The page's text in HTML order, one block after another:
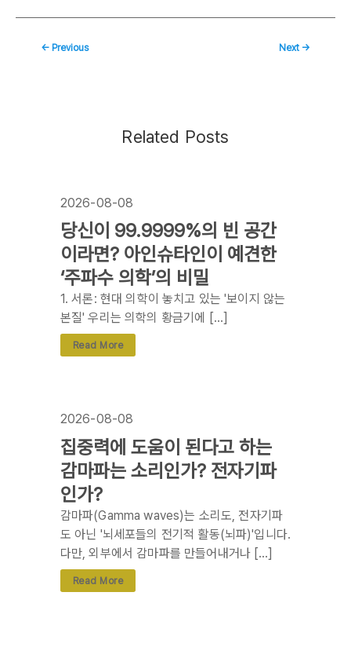
← Previous Next →
Related Posts
2026-08-08
당신이 99.9999%의 빈 공간
이라면? 아인슈타인이 예견한
‘주파수 의학’의 비밀
1. 서론: 현대 의학이 놓치고 있는 '보이지 않는
본질' 우리는 의학의 황금기에 […]
Read More
2026-08-08
집중력에 도움이 된다고 하는
감마파는 소리인가? 전자기파
인가?
감마파(Gamma waves)는 소리도, 전자기파
도 아닌 '뇌세포들의 전기적 활동(뇌파)'입니다.
다만, 외부에서 감마파를 만들어내거나 […]
Read More